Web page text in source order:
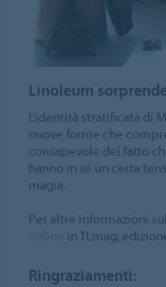
Linoleum
L’identità stratificata di
nuove forme che
consapevole del fatto
hanno in sé un certa
magia.
Per altre informazioni
in TLmag,
Ringraziamenti: